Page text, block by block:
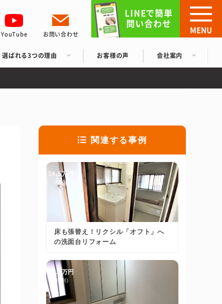
YouTube お問い合わせ
選ばれる3つの理由 お客様の声 会社案内
LINEで簡単
問い合わせ
MENU
関連する事例
14.5万円
(税別)
床も張替え！リクシル「オフト」へ
の洗面台リフォーム
15.4万円
(税別)